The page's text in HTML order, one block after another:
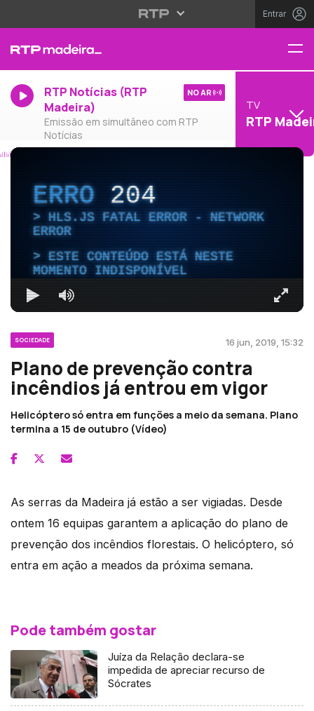
Entrar
RTP Notícias (RTP
Madeira)
Emissão em simultâneo com RTP
Notícias
NO AR
TV
RTP
ERRO204
HLS.JS FATAL ERROR - NETWORK
ERROR
ESTE CONTEÚDO ESTÁ NESTE
MOMENTO INDISPONÍVEL
SOCIEDADE 16 jun, 2019, 15:32
Plano de prevenção contra
incêndios já entrou em vigor
Helicóptero só entra em funções a meio da semana. Plano
termina a 15 de outubro (Vídeo)
As serras da Madeira já estão a ser vigiadas. Desde
ontem 16 equipas garantem a aplicação do plano de
prevenção dos incêndios florestais. O helicóptero, só
entra em ação a meados da próxima semana.
Pode também gostar
Juíza da Relação declara-se
impedida de apreciar recurso de
Sócrates